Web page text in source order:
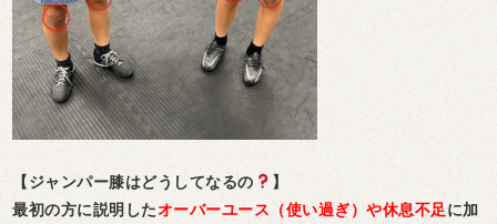
【ジャンパー膝はどうしてなるの
】
最初の方に説明したオーバーユース（使い過ぎ）や休息不足に加